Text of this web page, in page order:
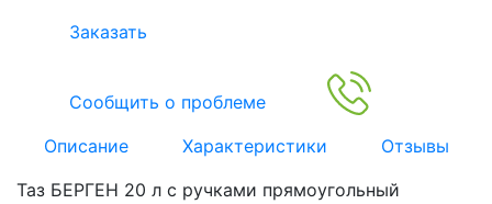
Заказать
Сообщить о проблеме
Описание
Характеристики
Отзывы
Таз БЕРГЕН 20 л с ручками прямоугольный